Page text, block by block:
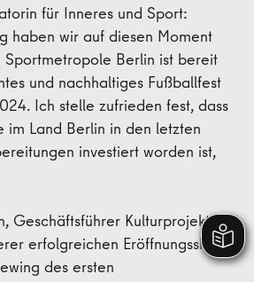
für Inneres und Sport:
haben wir auf diesen Moment
Berlin ist bereit
und nachhaltiges Fußballfest
Ich stelle zufrieden fest, dass
im Land Berlin in den letzten
investiert worden ist,
Geschäftsführer Kulturprojekte
erfolgreichen Eröffnungsshow
des ersten